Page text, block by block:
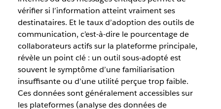
vérifier si l’information atteint vraiment ses
destinataires. Et le taux d’adoption des outils de
communication, c’est-à-dire le pourcentage de
collaborateurs actifs sur la plateforme principale,
révèle un point clé : un outil sous-adopté est
souvent le symptôme d’une familiarisation
insuffisante ou d’une utilité perçue trop faible.
Ces données sont généralement accessibles sur
les plateformes (analyse des données de